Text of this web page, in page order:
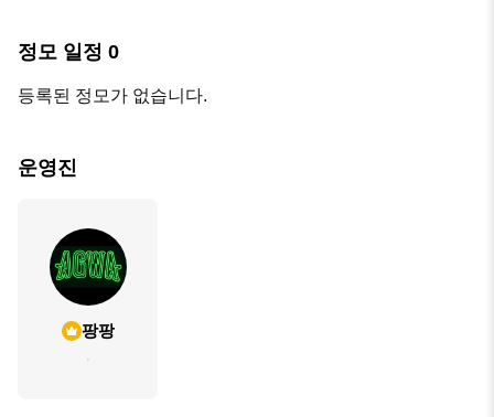
정모 일정 0
등록된 정모가 없습니다.
운영진
팡팡
ㆍ